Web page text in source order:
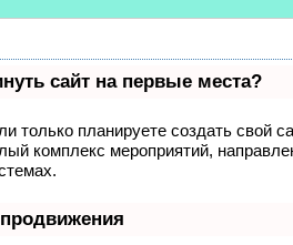
сайт на первые места?
только планируете создать свой
комплекс мероприятий,